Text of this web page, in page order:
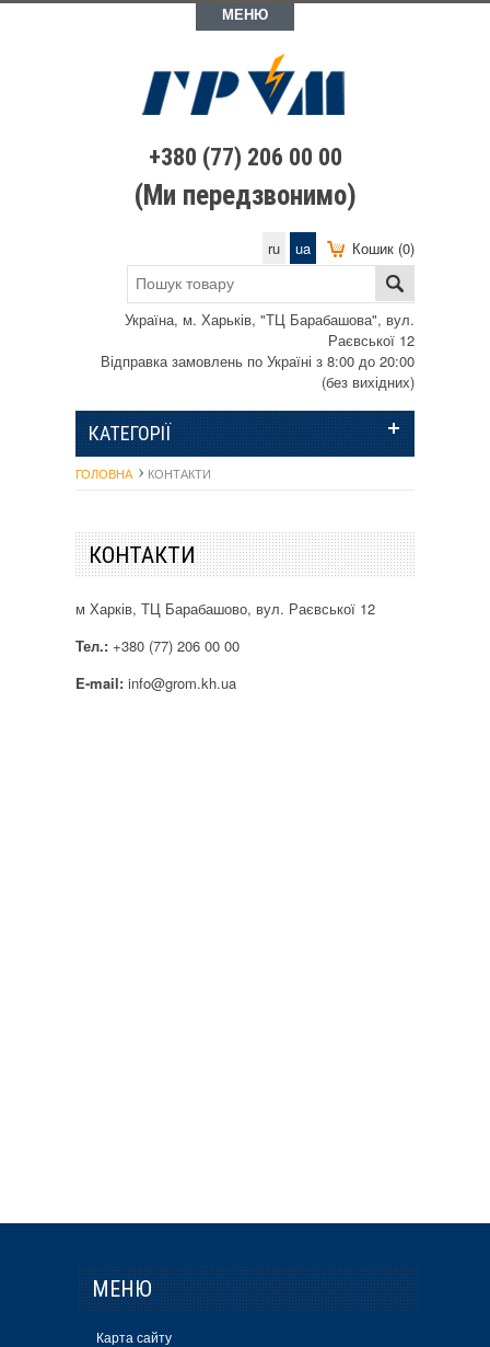
МЕНЮ
+380 (77) 206 00 00
(Ми передзвонимо)
Кошик (0)
ru ua
Україна, м. Харьків, "ТЦ Барабашова", вул.
Раєвської 12
Відправка замовлень по Україні з 8:00 до 20:00
(без вихідних)
КАТЕГОРІЇ
ГОЛОВНА КОНТАКТИ
КОНТАКТИ
м Харків, ТЦ Барабашово, вул. Раєвської 12
Тел.: +380 (77) 206 00 00
E-mail: info@grom.kh.ua
МЕНЮ
Карта сайту